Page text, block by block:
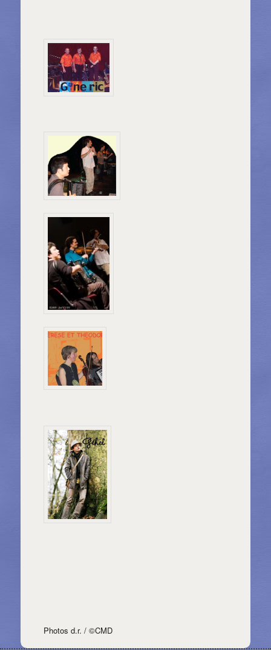
Photos d.r. / ©CMD